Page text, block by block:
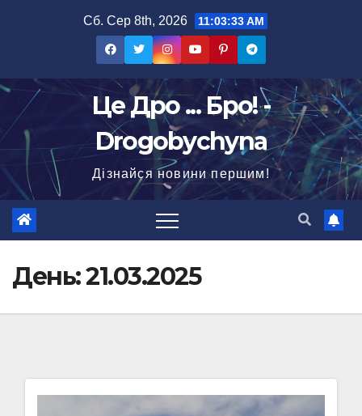
Сб. Сер 8th, 2026 11:03:34 AM
Це Дро ... Бро! -
Drogobychyna
Дізнайся новини першим!
День:21.03.2025